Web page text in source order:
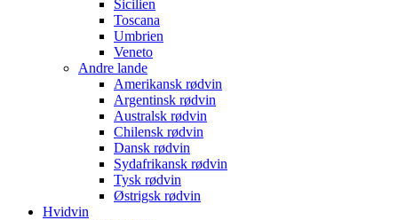
Sicilien
Toscana
Umbrien
Veneto
Andre lande
Amerikansk rødvin
Argentinsk rødvin
Australsk rødvin
Chilensk rødvin
Dansk rødvin
Sydafrikansk rødvin
Tysk rødvin
Østrigsk rødvin
Hvidvin